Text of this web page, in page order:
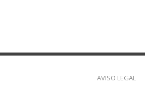
AVISO LEGAL